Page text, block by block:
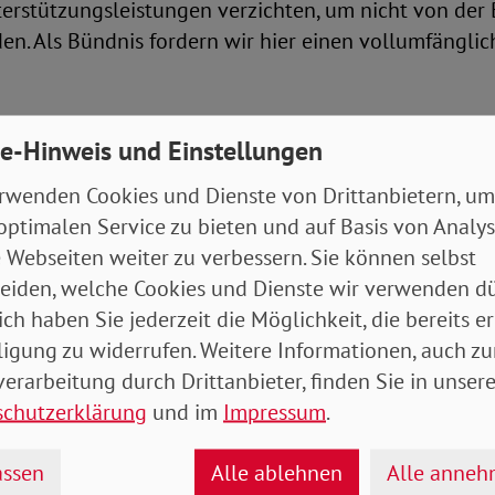
verzichten, um nicht von der
Als Bündnis fordern wir hier einen
des Kinderschutzbundes und
„Selbstverständlich hat der Staat
Bürgerinnen und Bürgern. Die Bedürfnisse von
für ihre Eltern missbraucht werden, sondern
dürfen von den Ansprüchen ihrer Kinder
ferngehalten werden. Wir müssen vielmehr den
bereiten und es für Familien möglichst
zu blockieren und sich im Streit zu
Alle Beteiligten sollten sich besinnen,
Kinder besser und einfacher zu machen!“
macht sich seit 2009 mit
Hinweis und Einstellungen
Cookies und Dienste von Drittanbietern,
Service zu bieten und auf Basis von
Webseiten weiter zu verbessern. Sie können selbst
welche Cookies und Dienste wir verwenden
haben Sie jederzeit die Möglichkeit, die bereits
zu widerrufen. Weitere Informationen, auch
durch Drittanbieter, finden Sie in
und im Impressum.
Alle ablehnen Alle